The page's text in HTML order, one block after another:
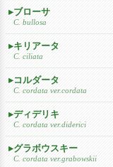
ブローサ
C. bullosa
キリアータ
C. ciliata
コルダータ
C. cordata ver.cordata
ディデリキ
C. cordata ver.diderici
グラボウスキー
C. cordata ver.grabowskii